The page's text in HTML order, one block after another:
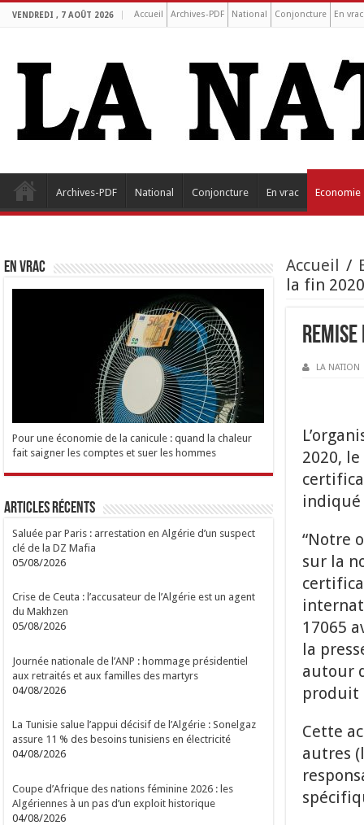
VENDREDI , 7 AOÛT 2026 Accueil Archives-PDF National Conjoncture En vrac
Archives-PDF National Conjoncture En vrac Economie
Accueil /
la fin 2020
LA NATION
2020,
indiqué
“Notre
sur la
17065
la
autour
produit
Cette
autres
EN VRAC
Pour une économie de la canicule : quand la chaleur
fait saigner les comptes et suer les hommes
Articles Récents
Saluée par Paris : arrestation en Algérie d’un suspect
clé de la DZ Mafia
05/08/2026
Crise de Ceuta : l’accusateur de l’Algérie est un agent
du Makhzen
05/08/2026
Journée nationale de l’ANP : hommage présidentiel
aux retraités et aux familles des martyrs
04/08/2026
La Tunisie salue l’appui décisif de l’Algérie : Sonelgaz
assure 11 % des besoins tunisiens en électricité
04/08/2026
Coupe d’Afrique des nations féminine 2026 : les
Algériennes à un pas d’un exploit historique
04/08/2026